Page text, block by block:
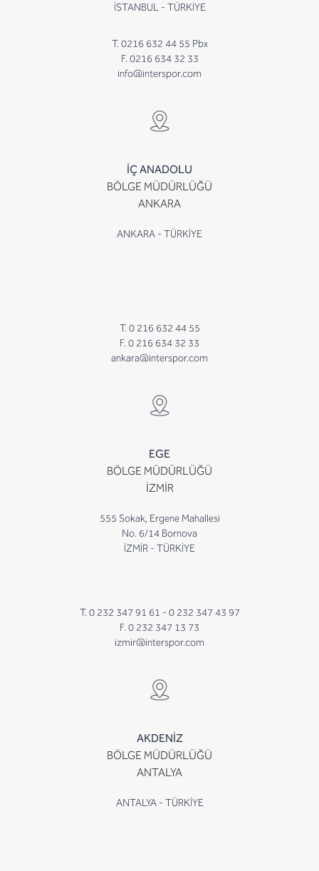
İSTANBUL - TÜRKİYE
T. 0216 632 44 55 Pbx
F. 0216 634 32 33
info@interspor.com
İÇ ANADOLU
BÖLGE MÜDÜRLÜĞÜ
ANKARA
ANKARA - TÜRKİYE
T. 0 216 632 44 55
F. 0 216 634 32 33
ankara@interspor.com
EGE
BÖLGE MÜDÜRLÜĞÜ
İZMİR
555 Sokak, Ergene Mahallesi
No. 6/14 Bornova
İZMİR - TÜRKİYE
T. 0 232 347 91 61 - 0 232 347 43 97
F. 0 232 347 13 73
izmir@interspor.com
AKDENİZ
BÖLGE MÜDÜRLÜĞÜ
ANTALYA
ANTALYA - TÜRKİYE